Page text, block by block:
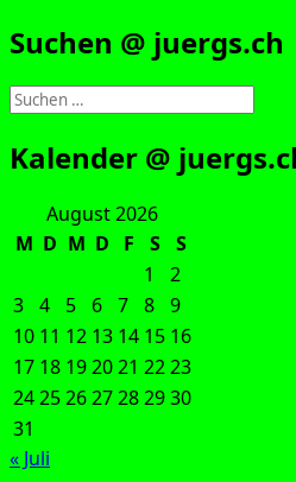
Suchen @ juergs.ch
Suchen
nach:
Kalender @
August 2026
M D M D F S
S
1
2
3 4 5 6 7 8 9
10 11 12 13 14 15 16
17 18 192021 2223
24252627282930
31
« Juli